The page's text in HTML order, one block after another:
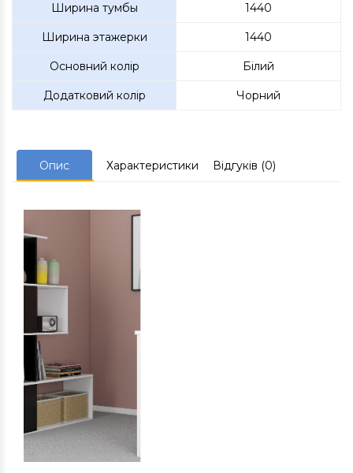
Ширина тумбы 1440
Ширина этажерки 1440
Основний колір Білий
Додатковий колір Чорний
Опис Характеристики Відгуків (0)